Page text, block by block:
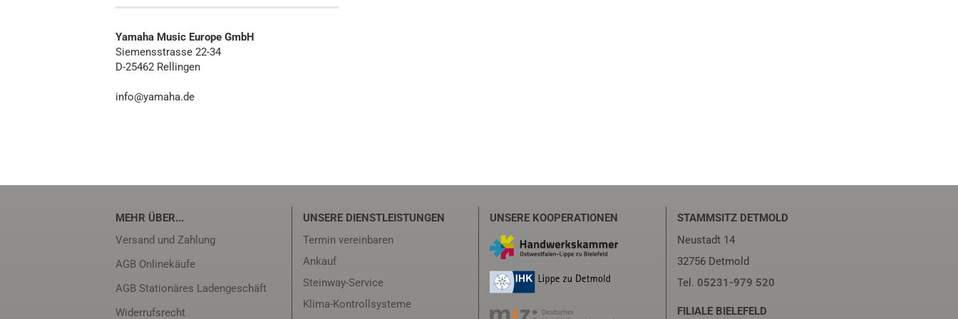
Yamaha Music Europe GmbH
Siemensstrasse 22-34
D-25462 Rellingen
info@yamaha.de
MEHR ÜBER...
Versand und Zahlung
AGB Onlinekäufe
AGB Stationäres Ladengeschäft
Widerrufsrecht
UNSERE DIENSTLEISTUNGEN
Termin vereinbaren
Ankauf
Steinway-Service
Klima-Kontrollsysteme
UNSERE KOOPERATIONEN
STAMMSITZ DETMOLD
Neustadt 14
32756 Detmold
Tel. 05231-979 520
FILIALE BIELEFELD